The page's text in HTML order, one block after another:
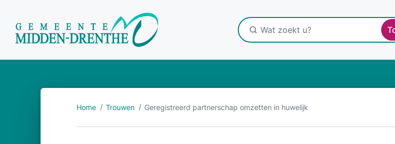
Home Trouwen Geregistreerd partnerschap omzetten in huwelijk